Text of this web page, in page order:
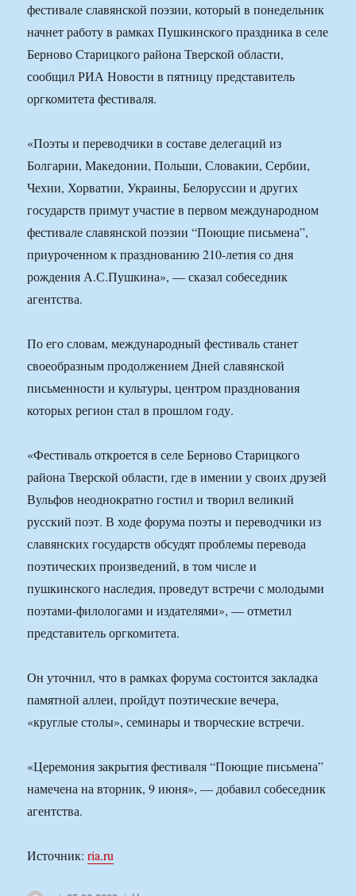
фестивале славянской поэзии, который в понедельник
начнет работу в рамках Пушкинского праздника в селе
Берново Старицкого района Тверской области,
сообщил РИА Новости в пятницу представитель
оргкомитета фестиваля.
«Поэты и переводчики в составе делегаций из
Болгарии, Македонии, Польши, Словакии, Сербии,
Чехии, Хорватии, Украины, Белоруссии и других
государств примут участие в первом международном
фестивале славянской поэзии “Поющие письмена”,
приуроченном к празднованию 210-летия со дня
рождения А.С.Пушкина», — сказал собеседник
агентства.
По его словам, международный фестиваль станет
своеобразным продолжением Дней славянской
письменности и культуры, центром празднования
которых регион стал в прошлом году.
«Фестиваль откроется в селе Берново Старицкого
района Тверской области, где в имении у своих друзей
Вульфов неоднократно гостил и творил великий
русский поэт. В ходе форума поэты и переводчики из
славянских государств обсудят проблемы перевода
поэтических произведений, в том числе и
пушкинского наследия, проведут встречи с молодыми
поэтами-филологами и издателями», — отметил
представитель оргкомитета.
Он уточнил, что в рамках форума состоится закладка
памятной аллеи, пройдут поэтические вечера,
«круглые столы», семинары и творческие встречи.
«Церемония закрытия фестиваля “Поющие письмена”
намечена на вторник, 9 июня», — добавил собеседник
агентства.
Источник:ria.ru